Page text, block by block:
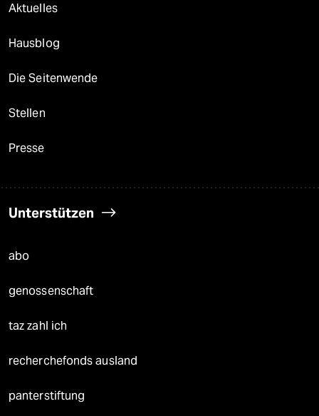
Aktuelles
Hausblog
Die Seitenwende
Stellen
Presse
Unterstützen
abo
genossenschaft
taz zahl ich
recherchefonds ausland
panterstiftung